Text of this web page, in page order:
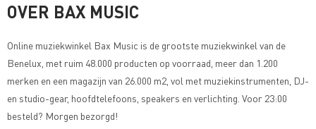
OVER BAX MUSIC
Online muziekwinkel Bax Music is de grootste muziekwinkel van de
Benelux, met ruim 48.000 producten op voorraad, meer dan 1.200
merken en een magazijn van 26.000 m2, vol met muziekinstrumenten, DJ-
en studio-gear, hoofdtelefoons, speakers en verlichting. Voor 23:00
besteld? Morgen bezorgd!